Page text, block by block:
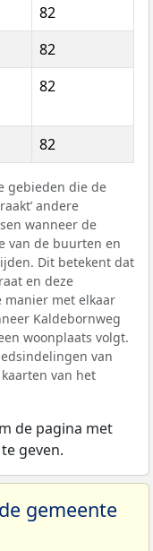
82
82
82
82
gebieden die de
andere
wanneer de
van de buurten en
Dit betekent dat
en deze
manier met elkaar
Kaldebornweg
woonplaats volgt.
van
van het
de pagina met
geven.
gemeente